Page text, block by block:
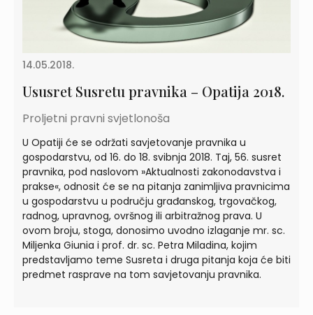
14.05.2018.
Ususret Susretu pravnika – Opatija 2018.
Proljetni pravni svjetlonoša
U Opatiji će se održati savjetovanje pravnika u
gospodarstvu, od 16. do 18. svibnja 2018. Taj, 56. susret
pravnika, pod naslovom »Aktualnosti zakonodavstva i
prakse«, odnosit će se na pitanja zanimljiva pravnicima
u gospodarstvu u području građanskog, trgovačkog,
radnog, upravnog, ovršnog ili arbitražnog prava. U
ovom broju, stoga, donosimo uvodno izlaganje mr. sc.
Miljenka Giunia i prof. dr. sc. Petra Miladina, kojim
predstavljamo teme Susreta i druga pitanja koja će biti
predmet rasprave na tom savjetovanju pravnika.